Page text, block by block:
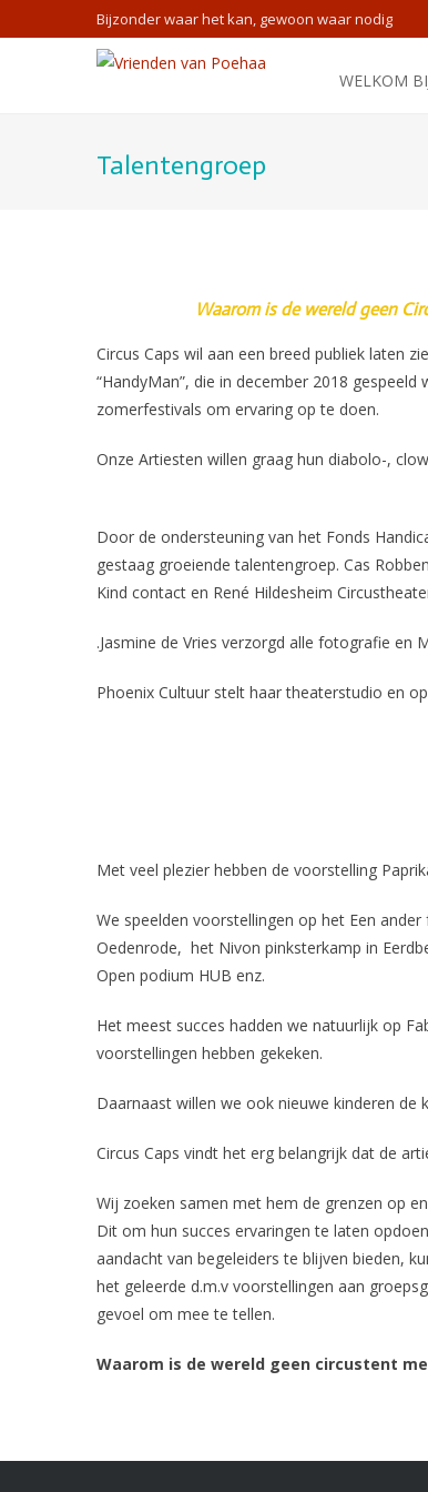
Bijzonder waar het kan, gewoon waar nodig
WELKOM
Talentengroep
Waarom is de wereld geen
Circus Caps wil aan een breed publiek laten
“HandyMan”, die in december 2018
zomerfestivals om ervaring op te doen.
Onze Artiesten willen graag hun diabolo-,
Door de ondersteuning van het Fonds
gestaag groeiende talentengroep. Cas
Kind contact en René Hildesheim
.Jasmine de Vries verzorgd alle fotografie en
Phoenix Cultuur stelt haar theaterstudio en
Met veel plezier hebben de voorstelling
We speelden voorstellingen op het Een
Oedenrode, het Nivon pinksterkamp in
Open podium HUB enz.
Het meest succes hadden we natuurlijk op
voorstellingen hebben gekeken.
Daarnaast willen we ook nieuwe kinderen
Circus Caps vindt het erg belangrijk dat de
Wij zoeken samen met hem de grenzen op
Dit om hun succes ervaringen te laten
aandacht van begeleiders te blijven bieden,
het geleerde d.m.v voorstellingen aan
gevoel om mee te tellen.
Waarom is de wereld geen circustent